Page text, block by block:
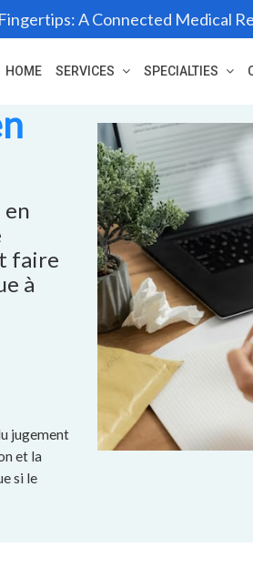
A Connected Medical
HOME SERVICES SPECIALTIES
en
faire
à
jugement
et la
si le